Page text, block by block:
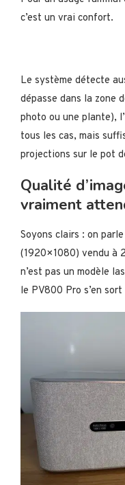
c’est un vrai confort.
Le système détecte
dépasse dans la zone
photo ou une plante),
tous les cas, mais
projections sur le pot
Qualité
vraiment
Soyons clairs : on
(1920×1080) vendu à
n’est pas un modèle
le PV800 Pro s’en